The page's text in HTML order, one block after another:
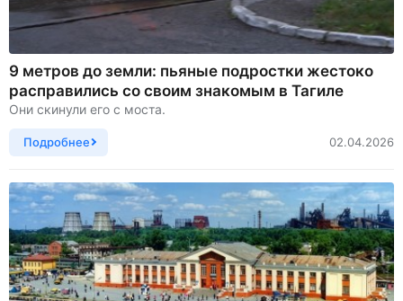
9 метров до земли: пьяные подростки жестоко
расправились со своим знакомым в Тагиле
Они скинули его с моста.
Подробнее 02.04.2026